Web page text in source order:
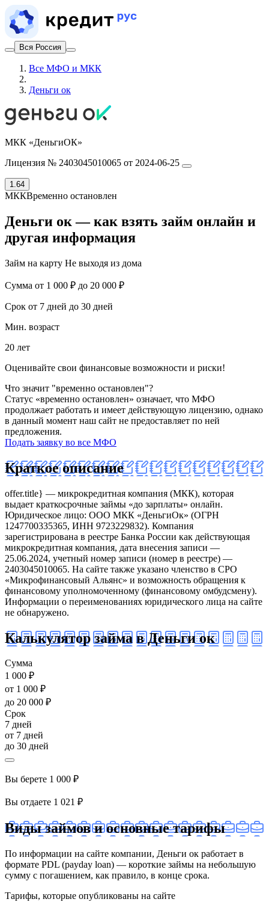
Вся Россия
Все МФО и МКК
Деньги ок
МКК «ДеньгиОК»
Лицензия № 2403045010065 от 2024-06-25
1.64
МККВременно остановлен
Деньги ок — как взять займ онлайн и
другая информация
Займ на карту Не выходя из дома
Сумма от 1 000 ₽ до 20 000 ₽
Срок от 7 дней до 30 дней
Мин. возраст
20 лет
Оценивайте свои финансовые возможности и риски!
Что значит "временно остановлен"?
Статус «временно остановлен» означает, что МФО
продолжает работать и имеет действующую лицензию, однако
в данный момент наш сайт не предоставляет по ней
предложения.
Подать заявку во все МФО
Краткое описание
offer.title} — микрокредитная компания (МКК), которая
выдает краткосрочные займы «до зарплаты» онлайн.
Юридическое лицо: ООО МКК «ДеньгиОк» (ОГРН
1247700335365, ИНН 9723229832). Компания
зарегистрирована в реестре Банка России как действующая
микрокредитная компания, дата внесения записи —
25.06.2024, учетный номер записи (номер в реестре) —
2403045010065. На сайте также указано членство в СРО
«Микрофинансовый Альянс» и возможность обращения к
финансовому уполномоченному (финансовому омбудсмену).
Информации о переименованиях юридического лица на сайте
не обнаружено.
Калькулятор займа в Деньги ок
Сумма
1 000 ₽
от 1 000 ₽
до 20 000 ₽
Срок
7 дней
от 7 дней
до 30 дней
Вы берете 1 000 ₽
Вы отдаете 1 021 ₽
Виды займов и основные тарифы
По информации на сайте компании, Деньги ок работает в
формате PDL (payday loan) — короткие займы на небольшую
сумму с погашением, как правило, в конце срока.
Тарифы, которые опубликованы на сайте